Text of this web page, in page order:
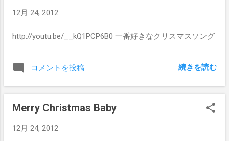
12月 24, 2012
http://youtu.be/__kQ1PCP6B0 一番好きなクリスマスソング
コメントを投稿 続きを読む
Merry Christmas Baby
12月 24, 2012